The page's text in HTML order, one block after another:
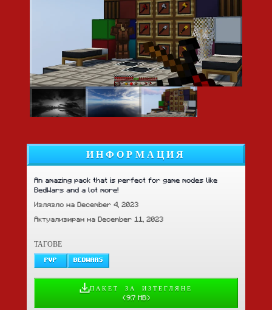
ИНФОРМАЦИЯ
An amazing pack that is perfect for game modes like
BedWars and a lot more!
Излязло на December 4, 2023
Актуализиран на December 11, 2023
ТАГОВЕ
PVP BEDWARS
ПАКЕТ ЗА ИЗТЕГЛЯНЕ
(9.7 MB)